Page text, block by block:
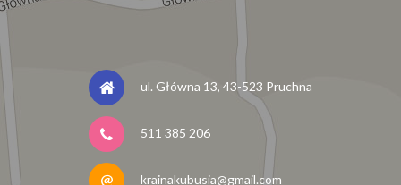
ul. Główna 13, 43-523 Pruchna
511 385 206
krainakubusia@gmail.com